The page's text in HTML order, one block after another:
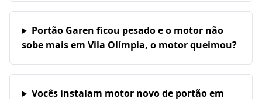
Portão Garen ficou pesado e o motor não
sobe mais em Vila Olímpia, o motor queimou?
Vocês instalam motor novo de portão em